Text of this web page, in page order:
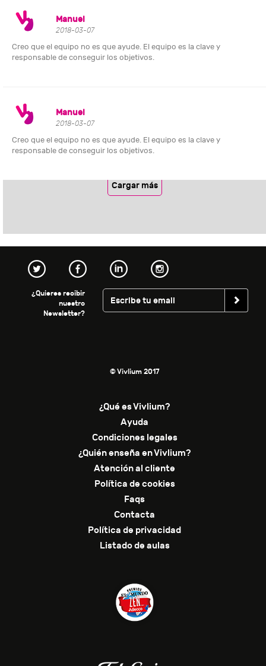
Manuel
2018-03-07
Creo que el equipo no es que ayude. El equipo es la clave y
responsable de conseguir los objetivos.
Manuel
2018-03-07
Creo que el equipo no es que ayude. El equipo es la clave y
responsable de conseguir los objetivos.
Cargar más
¿Quieres recibir
nuestro
Newsletter?
© Vivlium 2017
¿Qué es Vivlium?
Ayuda
Condiciones legales
¿Quién enseña en Vivlium?
Atención al cliente
Política de cookies
Faqs
Contacta
Política de privacidad
Listado de aulas